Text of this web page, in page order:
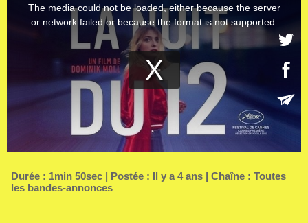
Durée : 1min 50sec | Postée : Il y a 4 ans | Chaîne : Toutes
les bandes-annonces